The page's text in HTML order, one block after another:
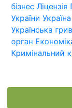
бізнес Ліцензія
України Україна
Українська
орган
Кримінальний